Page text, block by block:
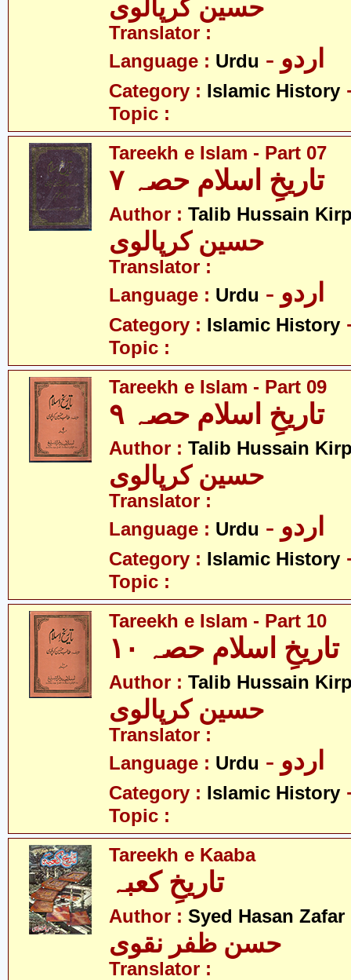
حسین کرپالوی
Translator :
Language : Urdu - اردو
Category : Islamic History
Topic :
Tareekh e Islam - Part 07
تاریخِ اسلام حصہ ۷
Author : Talib Hussain
حسین کرپالوی
Translator :
Language : Urdu - اردو
Category : Islamic History
Topic :
Tareekh e Islam - Part 09
تاریخِ اسلام حصہ ۹
Author : Talib Hussain
حسین کرپالوی
Translator :
Language : Urdu - اردو
Category : Islamic History
Topic :
Tareekh e Islam - Part 10
تاریخِ اسلام حصہ ۱۰
Author : Talib Hussain
حسین کرپالوی
Translator :
Language : Urdu - اردو
Category : Islamic History
Topic :
Tareekh e Kaaba
تاریخِ کعبہ
Author : Syed Hasan Zafar
حسن ظفر نقوی
Translator :